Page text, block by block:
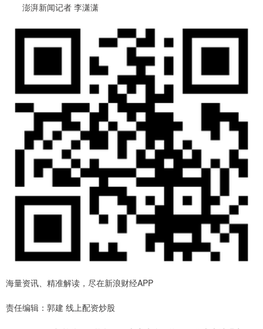
澎湃新闻记者 李潇潇
海量资讯、精准解读，尽在新浪财经APP
责任编辑：郭建 线上配资炒股